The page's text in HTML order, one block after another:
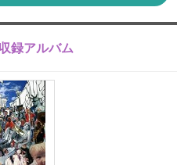
録アルバム